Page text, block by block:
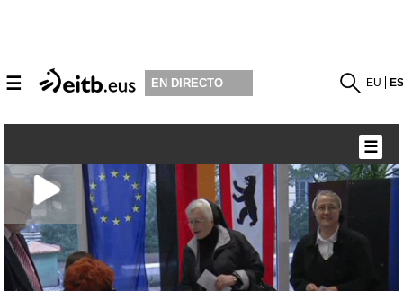
☰ EN DIRECTO EU
☰